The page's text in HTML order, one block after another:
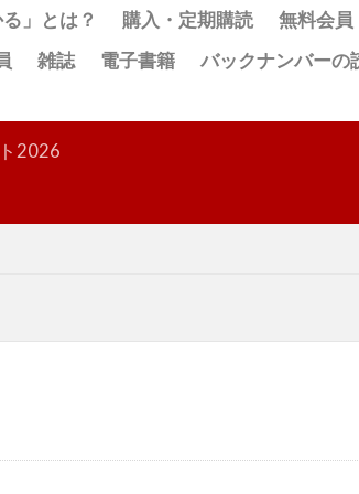
」とは？ 購入・定期購読
無料会員
雑誌 電子書籍
バックナンバーの
2026
検索